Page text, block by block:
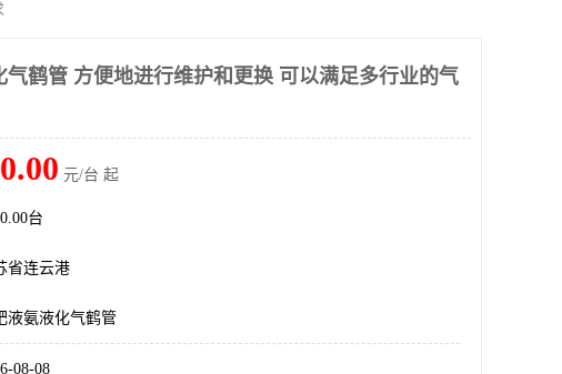
气鹤管 方便地进行维护和更换 可以满足多行业的气
元/台 起
台
省连云港
液氨液化气鹤管
08-08